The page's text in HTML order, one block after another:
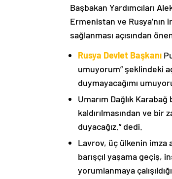
Başbakan Yardımcıları
Ermenistan ve Rusya’nın
sağlanması açısından
Rusya Devlet Başkanı
umuyorum” şeklindeki
duymayacağımı
Umarım Dağlık
kaldırılmasından ve
duyacağız.” dedi.
Lavrov, üç ülkenin imza
barışçıl yaşama geçiş,
yorumlanmaya